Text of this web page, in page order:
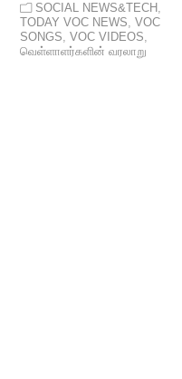
SOCIAL NEWS&TECH ,
TODAY VOC NEWS,VOC
SONGS,VOC VIDEOS,
வெள்ளாளர்களின் வரலாறு